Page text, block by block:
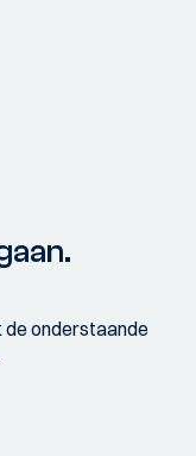
de onderstaande